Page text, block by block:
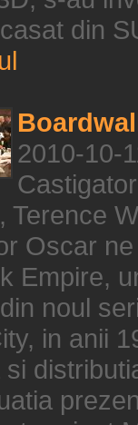
din
2010-10-
Terence
Oscar
Empire,
noul
in anii